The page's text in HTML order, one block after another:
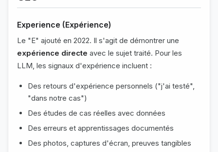
Experience (Expérience)
Le "E" ajouté en 2022. Il s'agit de démontrer une
expérience directe avec le sujet traité. Pour les
LLM, les signaux d'expérience incluent :
Des retours d'expérience personnels ("j'ai testé",
"dans notre cas")
Des études de cas réelles avec données
Des erreurs et apprentissages documentés
Des photos, captures d'écran, preuves tangibles